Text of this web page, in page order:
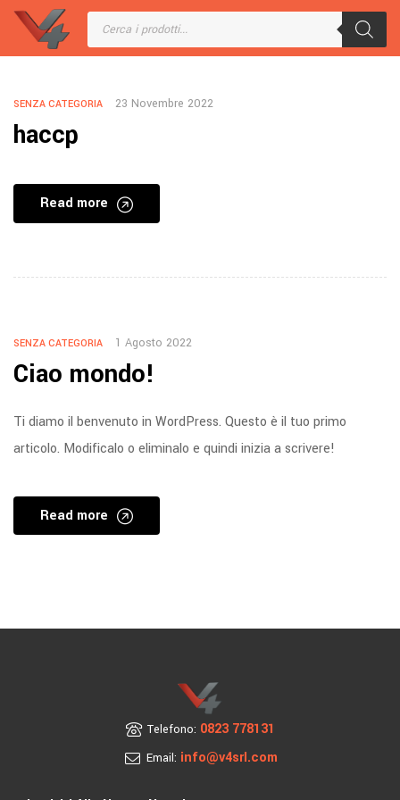
SENZA CATEGORIA 23 Novembre 2022
haccp
Read more
SENZA CATEGORIA 1 Agosto 2022
Ciao mondo!
Ti diamo il benvenuto in WordPress. Questo è il tuo primo
articolo. Modificalo o eliminalo e quindi inizia a scrivere!
Read more
Telefono: 0823 778131
Email: info@v4srl.com